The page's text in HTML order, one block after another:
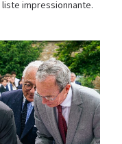
liste impressionnante.